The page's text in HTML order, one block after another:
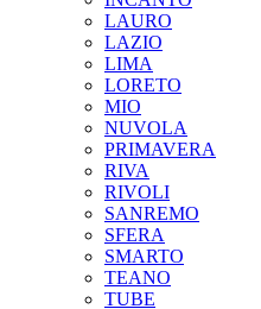
LAURO
LAZIO
LIMA
LORETO
MIO
NUVOLA
PRIMAVERA
RIVA
RIVOLI
SANREMO
SFERA
SMARTO
TEANO
TUBE